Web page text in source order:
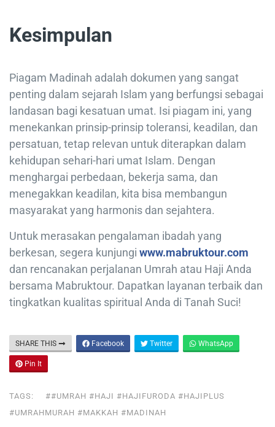
Kesimpulan
Piagam Madinah adalah dokumen yang sangat
penting dalam sejarah Islam yang berfungsi sebagai
landasan bagi kesatuan umat. Isi piagam ini, yang
menekankan prinsip-prinsip toleransi, keadilan, dan
persatuan, tetap relevan untuk diterapkan dalam
kehidupan sehari-hari umat Islam. Dengan
menghargai perbedaan, bekerja sama, dan
menegakkan keadilan, kita bisa membangun
masyarakat yang harmonis dan sejahtera.
Untuk merasakan pengalaman ibadah yang
berkesan, segera kunjungi www.mabruktour.com
dan rencanakan perjalanan Umrah atau Haji Anda
bersama Mabruktour. Dapatkan layanan terbaik dan
tingkatkan kualitas spiritual Anda di Tanah Suci!
SHARE THIS Facebook Twitter WhatsApp
Pin It
TAGS:
##UMRAH #HAJI #HAJIFURODA #HAJIPLUS
#UMRAHMURAH #MAKKAH #MADINAH